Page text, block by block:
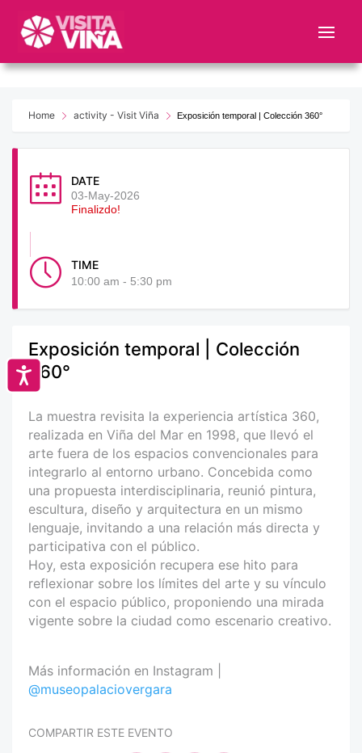
este
web
sistema
Accesibilidad
Home activity - Visit Viña Exposición temporal | Colección 360°
DATE
03-May-2026
Finalizdo!
TIME
10:00 am - 5:30 pm
Exposición temporal | Colección
360°
La muestra revisita la experiencia artística 360,
realizada en Viña del Mar en 1998, que llevó el
arte fuera de los espacios convencionales para
integrarlo al entorno urbano. Concebida como
una propuesta interdisciplinaria, reunió pintura,
escultura, diseño y arquitectura en un mismo
lenguaje, invitando a una relación más directa y
participativa con el público.
Hoy, esta exposición recupera ese hito para
reflexionar sobre los límites del arte y su vínculo
con el espacio público, proponiendo una mirada
vigente sobre la ciudad como escenario creativo.
Más información en Instagram |
@museopalaciovergara
COMPARTIR ESTE EVENTO